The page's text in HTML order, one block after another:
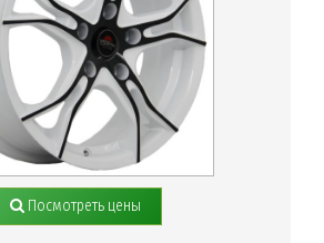
Посмотреть цены